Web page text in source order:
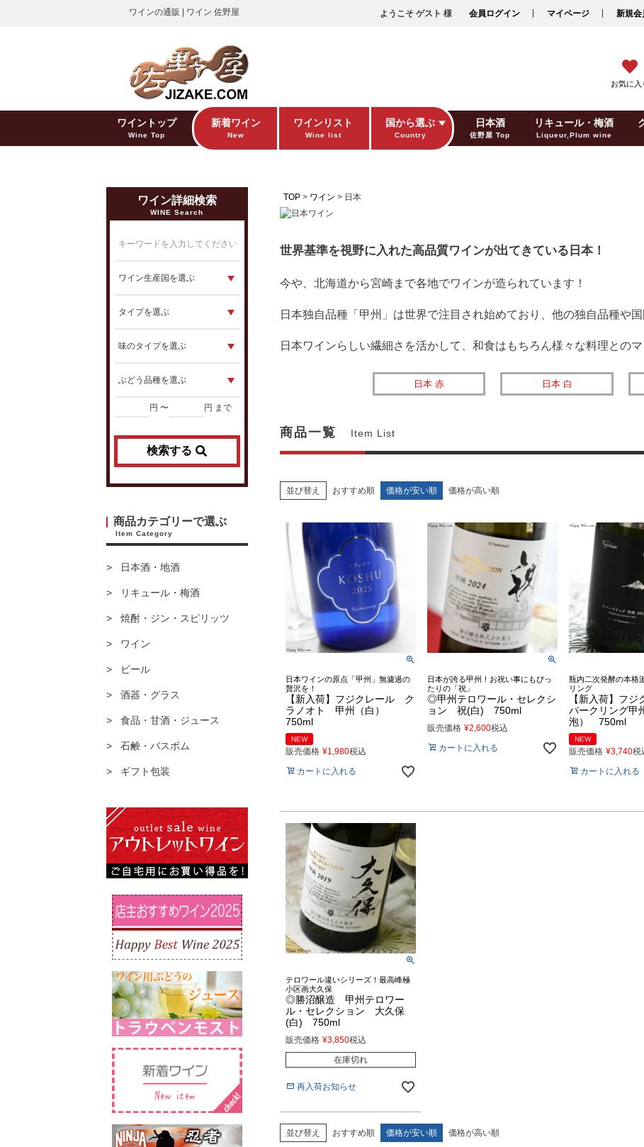
ワインの通販 | ワイン 佐野屋 ようこそ ゲスト 様 会員ログイン マイページ 新規会
お気に入
ワイントップ
Wine Top
新着ワイン
New
ワインリスト
Wine list
国から選ぶ
Country
日本酒
佐野屋 Top
リキュール・梅酒
Liqueur,Plum wine
ワイン詳細検索
WINE Search
円 〜 円 まで
検索する
商品カテゴリーで選ぶ
Item Category
日本酒・地酒
リキュール・梅酒
焼酎・ジン・スピリッツ
ワイン
ビール
酒器・グラス
食品・甘酒・ジュース
石鹸・バスボム
ギフト包装
TOP ワイン 日本
世界基準を視野に入れた高品質ワインが出てきている日本！
今や、北海道から宮崎まで各地でワインが造られています！
日本独自品種「甲州」は世界で注目され始めており、他の独自品種や
日本ワインらしい繊細さを活かして、和食はもちろん様々な料理との
日本 赤 日本 白
商品一覧 Item List
並び替え おすすめ順 価格が安い順 価格が高い順
日本ワインの原点「甲州」無濾過の
贅沢を！
【新入荷】フジクレール ク
ラノオト 甲州（白）
750ml
NEW
販売価格 ¥1,980税込
カートに入れる
日本が誇る甲州！お祝い事にもぴっ
たりの「祝」
◎甲州テロワール・セレクシ
ョン 祝(白) 750ml
販売価格 ¥2,600税込
カートに入れる
瓶内二次発酵の本格
リング
【新入荷】フ
パークリング甲
泡） 750ml
NEW
販売価格 ¥3,740税
カートに入れる
テロワール違いシリーズ！最高峰極
小区画大久保
◎勝沼醸造 甲州テロワー
ル・セレクション 大久保
(白) 750ml
販売価格 ¥3,850税込
在庫切れ
再入荷お知らせ
並び替え おすすめ順 価格が安い順 価格が高い順